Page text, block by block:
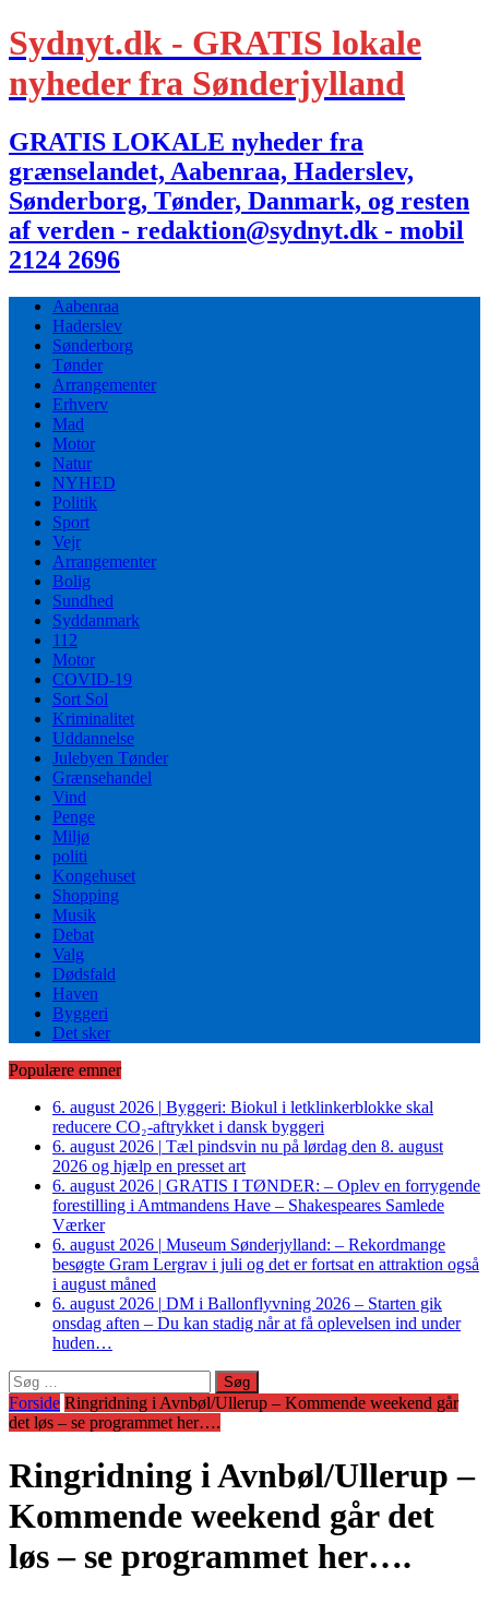
Sydnyt.dk - GRATIS lokale
nyheder fra Sønderjylland
GRATIS LOKALE nyheder fra
grænselandet, Aabenraa, Haderslev,
Sønderborg, Tønder, Danmark, og resten
af verden - redaktion@sydnyt.dk - mobil
2124 2696
Aabenraa
Haderslev
Sønderborg
Tønder
Arrangementer
Erhverv
Mad
Motor
Natur
NYHED
Politik
Sport
Vejr
Arrangementer
Bolig
Sundhed
Syddanmark
112
Motor
COVID-19
Sort Sol
Kriminalitet
Uddannelse
Julebyen Tønder
Grænsehandel
Vind
Penge
Miljø
politi
Kongehuset
Shopping
Musik
Debat
Valg
Dødsfald
Haven
Byggeri
Det sker
Populære emner
6. august 2026 | Byggeri: Biokul i letklinkerblokke skal
reducere CO₂-aftrykket i dansk byggeri
6. august 2026 | Tæl pindsvin nu på lørdag den 8. august
2026 og hjælp en presset art
6. august 2026 | GRATIS I TØNDER: – Oplev en forrygende
forestilling i Amtmandens Have – Shakespeares Samlede
Værker
6. august 2026 | Museum Sønderjylland: – Rekordmange
besøgte Gram Lergrav i juli og det er fortsat en attraktion også
i august måned
6. august 2026 | DM i Ballonflyvning 2026 – Starten gik
onsdag aften – Du kan stadig når at få oplevelsen ind under
huden…
Søg
efter:
Forside Ringridning i Avnbøl/Ullerup – Kommende weekend går
det løs – se programmet her….
Ringridning i Avnbøl/Ullerup –
Kommende weekend går det
løs – se programmet her….